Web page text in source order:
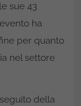
sue 43
ha
per quanto
nel settore
della